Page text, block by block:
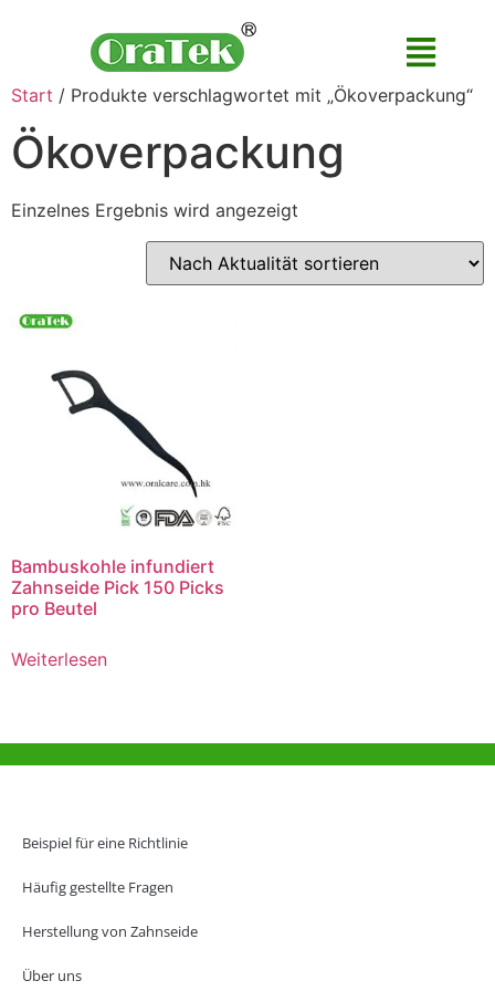
Start / Produkte verschlagwortet mit „Ökoverpackung“
Ökoverpackung
Einzelnes Ergebnis wird angezeigt
Bambuskohle infundiert
Zahnseide Pick 150 Picks
pro Beutel
Weiterlesen
Beispiel für eine Richtlinie
Häufig gestellte Fragen
Herstellung von Zahnseide
Über uns
Büro Hongkong
SAR, China
info@oralcare.com.hk